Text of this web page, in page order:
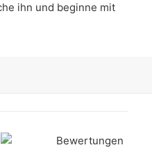
ihn und beginne mit
Hallo Welt!